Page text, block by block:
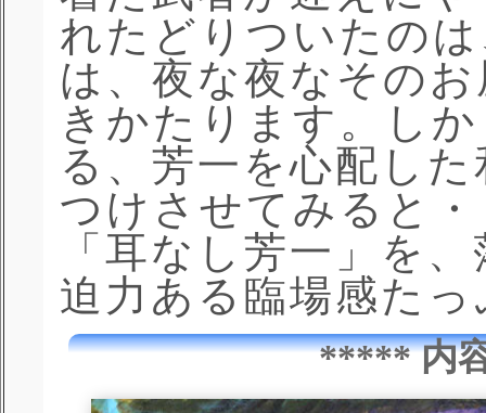
れたどりついたの
は、夜な夜なその
きかたります。し
る、芳一を心配し
つけさせてみると
「耳なし芳一」を
迫力ある臨場感た
***** 内